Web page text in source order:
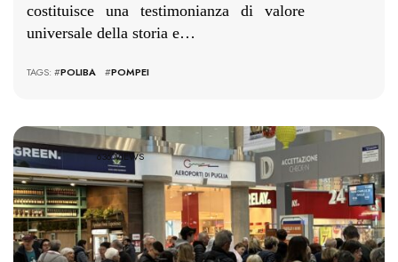
costituisce una testimonianza di valore
universale della storia e…
TAGS: #POLIBA #POMPEI
636 VIEWS